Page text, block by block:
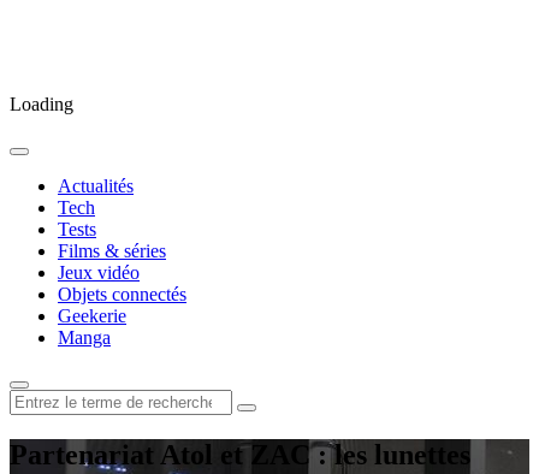
Loading
Actualités
Tech
Tests
Films & séries
Jeux vidéo
Objets connectés
Geekerie
Manga
Rechercher
:
Partenariat Atol et ZAC : les lunettes